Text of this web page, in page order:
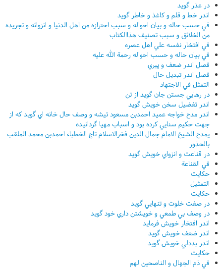
در عذر گويد
اندر خط و قلم و کاغذ و خاطر گويد
في حسب حاله و بيان احواله و سبب احترازه من اهل الدنيا و انزوائه و تجريده
من الخلائق و سبب تصنيف هذاالکتاب
في افتخار نفسه علي اهل عصره
في بيان حاله و حسب احواله رحمة الله عليه
فصل اندر ضعف و پيري
فصل اندر تبديل حال
التمثل في الاجتهاد
در رهايي جستن جان گويد از تن
اندر تفضيل سخن خويش گويد
اندر مدح خواجه عميد احمدبن مسعود تيشه و وصف حال خانه اي گويد که از
جهت حکيم سنايي کرده بود و اسباب مهيا گردانيده
يمدح الشيخ الامام جمال الدين فخرالاسلام تاج الخطباء احمدبن محمد الملقب
بالحذور
در قناعت و انزواي خويش گويد
في القناعة
حکايت
التمثيل
حکايت
در صفت خلوت و تنهايي گويد
در وصف بي طمعي و خويشتن داري خود گويد
اندر افتخار خويش فرمايد
اندر ضعف خويش گويد
اندر بددلي خويش گويد
حکايت
في ذم الجهال و الناصحين لهم